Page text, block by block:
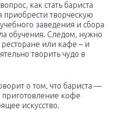
как стать бариста
приобрести творческую
заведения и сбора
обучения. Следом, нужно
или кафе – и
творить чудо в
о том, что бариста —
кофе
искусство.